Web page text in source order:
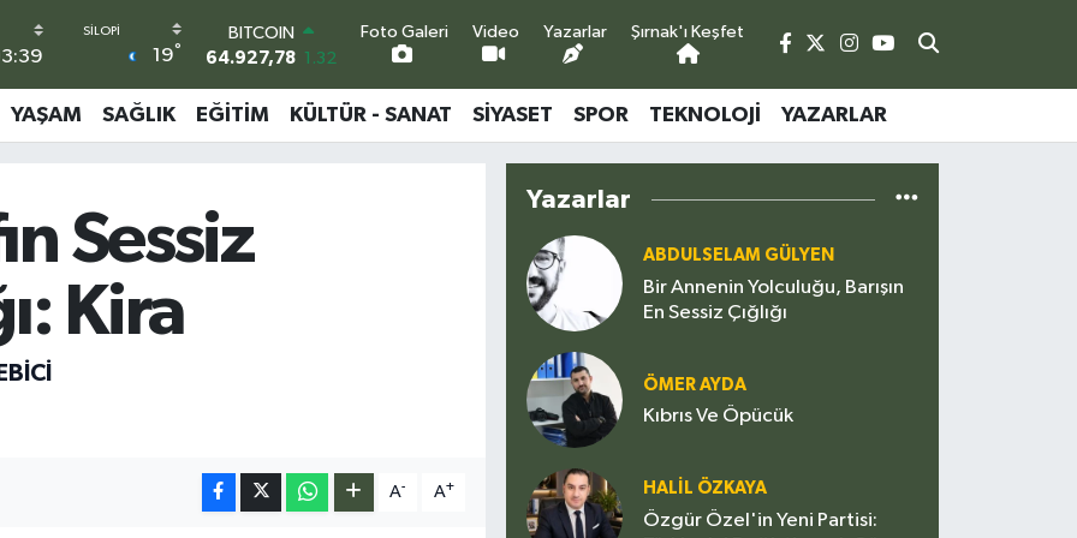
19°
BITCOIN
64.927,78 1.32
47,5894
0.08
GRAM ALTIN
6508.83
Foto Galeri Video Yazarlar Şırnak'ı Keşfet
YAŞAM SAĞLIK EĞITIM KÜLTÜR - SANAT SIYASET SPOR TEKNOLOJI YAZARLAR
Sessiz
Kira
A- A+
Yazarlar
ABDULSELAM GÜLYEN
Bir Annenin Yolculuğu, Barışın
En Sessiz Çığlığı
ÖMER AYDA
Kıbrıs Ve Öpücük
HALIL ÖZKAYA
Özgür Özel'in Yeni Partisi: